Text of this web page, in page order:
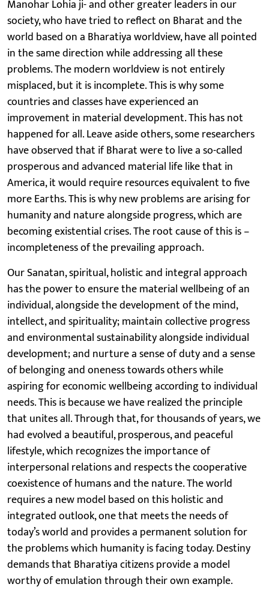
Manohar Lohia ji- and other greater leaders in our
society, who have tried to reflect on Bharat and the
world based on a Bharatiya worldview, have all pointed
in the same direction while addressing all these
problems. The modern worldview is not entirely
misplaced, but it is incomplete. This is why some
countries and classes have experienced an
improvement in material development. This has not
happened for all. Leave aside others, some researchers
have observed that if Bharat were to live a so-called
prosperous and advanced material life like that in
America, it would require resources equivalent to five
more Earths. This is why new problems are arising for
humanity and nature alongside progress, which are
becoming existential crises. The root cause of this is –
incompleteness of the prevailing approach.
Our Sanatan, spiritual, holistic and integral approach
has the power to ensure the material wellbeing of an
individual, alongside the development of the mind,
intellect, and spirituality; maintain collective progress
and environmental sustainability alongside individual
development; and nurture a sense of duty and a sense
of belonging and oneness towards others while
aspiring for economic wellbeing according to individual
needs. This is because we have realized the principle
that unites all. Through that, for thousands of years, we
had evolved a beautiful, prosperous, and peaceful
lifestyle, which recognizes the importance of
interpersonal relations and respects the cooperative
coexistence of humans and the nature. The world
requires a new model based on this holistic and
integrated outlook, one that meets the needs of
today’s world and provides a permanent solution for
the problems which humanity is facing today. Destiny
demands that Bharatiya citizens provide a model
worthy of emulation through their own example.